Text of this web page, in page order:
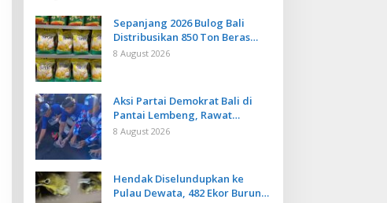
Sepanjang 2026 Bulog Bali
Distribusikan 850 Ton Beras
Premium ke Jaringan Ritel
8 August 2026
Aksi Partai Demokrat Bali di
Pantai Lembeng, Rawat
Lingkungan hingga Lepas
8 August 2026
Hendak Diselundupkan ke
Pulau Dewata, 482 Ekor Burung